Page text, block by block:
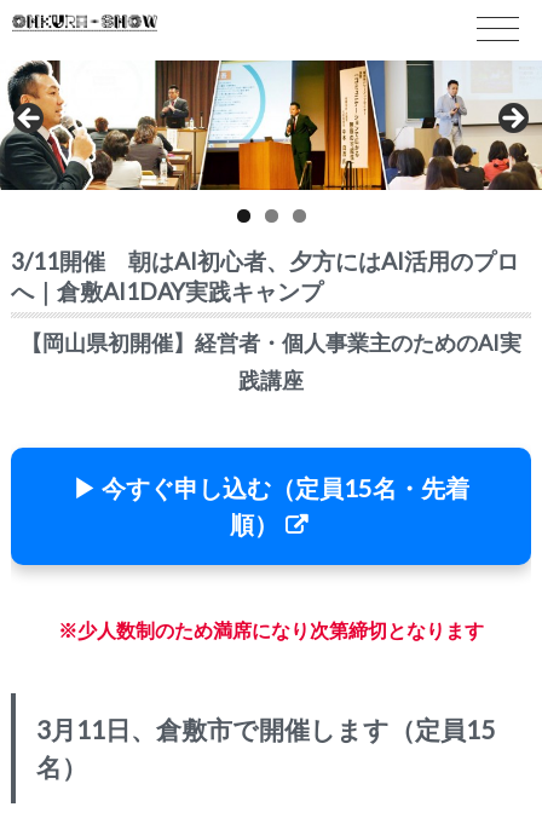
3/11開催 朝はAI初心者、夕方にはAI活用のプロ
へ｜倉敷AI1DAY実践キャンプ
【岡山県初開催】経営者・個人事業主のためのAI実
践講座
▶ 今すぐ申し込む（定員15名・先着
順）
※少人数制のため満席になり次第締切となります
3月11日、倉敷市で開催します（定員15
名）